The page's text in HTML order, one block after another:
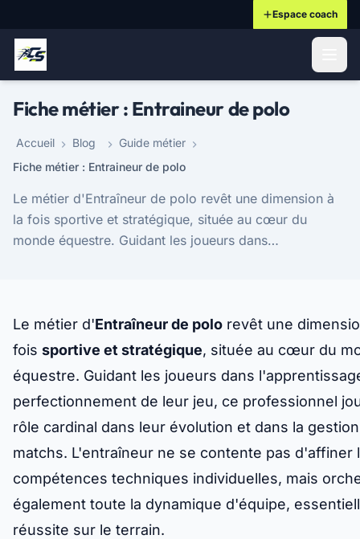
Espace coach
Fiche métier : Entraineur de polo
Accueil Blog
Guide métier
Fiche métier : Entraineur de polo
Le métier d'Entraîneur de polo revêt une dimension à
la fois sportive et stratégique, située au cœur du
monde équestre. Guidant les joueurs dans
Le métier d'Entraîneur de polo revêt une
fois sportive et stratégique, située au cœur du
équestre. Guidant les joueurs dans
perfectionnement de leur jeu, ce professionnel
rôle cardinal dans leur évolution et dans la
matchs. L'entraîneur ne se contente pas d'affiner
compétences techniques individuelles, mais
également toute la dynamique d'équipe,
réussite sur le terrain.